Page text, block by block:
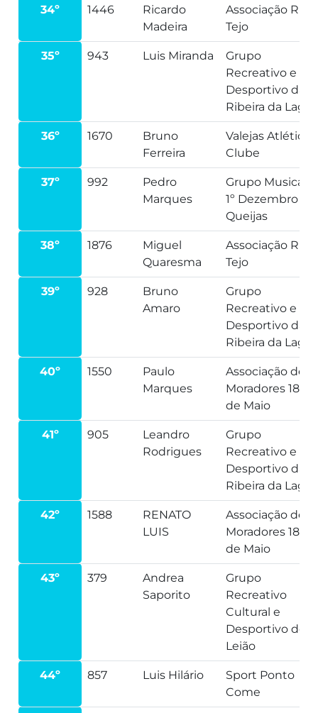
34º 1446
Ricardo
Madeira
Associação Run
Tejo
35º 943 Luis Miranda
Grupo
Recreativo e
Desportivo da
Ribeira da Lage
36º 1670
Bruno
Ferreira
Valejas Atlético
Clube
37º 992
Pedro
Marques
Grupo Musical
1º Dezembro
Queijas
38º 1876
Miguel
Quaresma
Associação Run
Tejo
39º 928
Bruno
Amaro
Grupo
Recreativo e
Desportivo da
Ribeira da Lage
40º 1550
Paulo
Marques
Associação de
Moradores 18
de Maio
41º 905
Leandro
Rodrigues
Grupo
Recreativo e
Desportivo da
Ribeira da Lage
42º 1588
RENATO
LUIS
Associação de
Moradores 18
de Maio
43º 379
Andrea
Saporito
Grupo
Recreativo
Cultural e
Desportivo de
Leião
44º 857 Luis Hilário
Sport Ponto
Come